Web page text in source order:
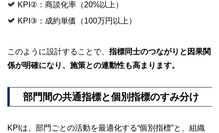
KPI②：商談化率（20%以上）
KPI③：成約単価（100万円以上）
このように設計することで、指標同士のつながりと因果関
係が明確になり、施策との連動性も高まります。
部門間の共通指標と個別指標のすみ分け
KPIは、部門ごとの活動を最適化する“個別指標”と、組織